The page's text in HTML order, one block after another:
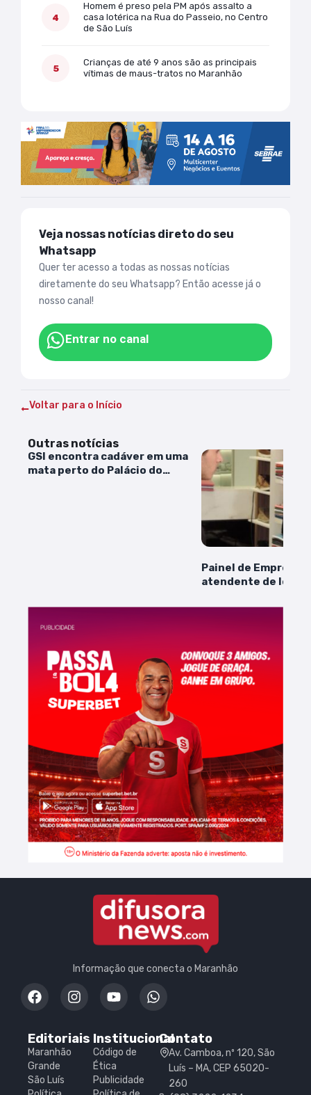
Homem é preso pela PM após assalto a
casa lotérica na Rua do Passeio, no Centro
de São Luís
Crianças de até 9 anos são as principais
vítimas de maus-tratos no Maranhão
Veja nossas notícias direto do seu
Whatsapp
Quer ter acesso a todas as nossas notícias
diretamente do seu Whatsapp? Então acesse já o
nosso canal!
Entrar no canal
Voltar para o Início
Outras notícias
GSI encontra cadáver em uma
mata perto do Palácio do
Painel de Emprego:
atendente de loja
Informação que conecta o Maranhão
Editoriais
Maranhão
Grande
São Luís
Institucional
Código de
Ética
Publicidade
Contato
Av. Camboa, nº 120, São
Luís – MA, CEP 65020-
260